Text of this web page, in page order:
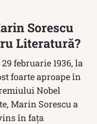
Sorescu
Literatură?
februarie 1936, la
foarte aproape în
Nobel
Marin Sorescu a
în fața